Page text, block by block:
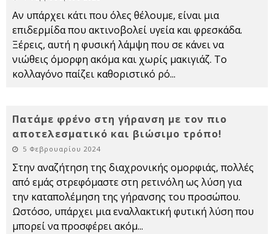
Αν υπάρχει κάτι που όλες θέλουμε, είναι μια
επιδερμίδα που ακτινοβολεί υγεία και φρεσκάδα.
Ξέρεις, αυτή η φυσική λάμψη που σε κάνει να
νιώθεις όμορφη ακόμα και χωρίς μακιγιάζ. Το
κολλαγόνο παίζει καθοριστικό ρό...
Πατάμε φρένο στη γήρανση με τον πιο
αποτελεσματικό και βιώσιμο τρόπο!
5 Φεβρουαρίου 2024
Στην αναζήτηση της διαχρονικής ομορφιάς, πολλές
από εμάς στρεφόμαστε στη ρετινόλη ως λύση για
την καταπολέμηση της γήρανσης του προσώπου.
Ωστόσο, υπάρχει μια εναλλακτική φυτική λύση που
μπορεί να προσφέρει ακόμ...